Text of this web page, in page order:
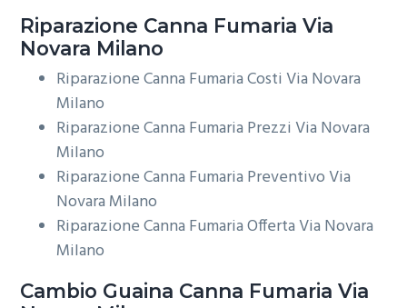
Riparazione Canna Fumaria Via
Novara Milano
Riparazione Canna Fumaria Costi Via Novara
Milano
Riparazione Canna Fumaria Prezzi Via Novara
Milano
Riparazione Canna Fumaria Preventivo Via
Novara Milano
Riparazione Canna Fumaria Offerta Via Novara
Milano
Cambio Guaina Canna Fumaria Via